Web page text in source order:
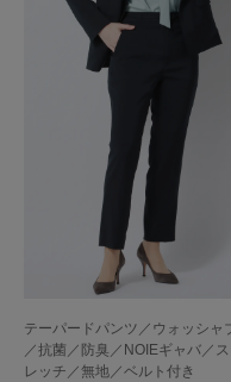
テーパードパンツ／ウォッシャ
／抗菌／防臭／NOIEギャバ／ス
レッチ／無地／ベルト付き